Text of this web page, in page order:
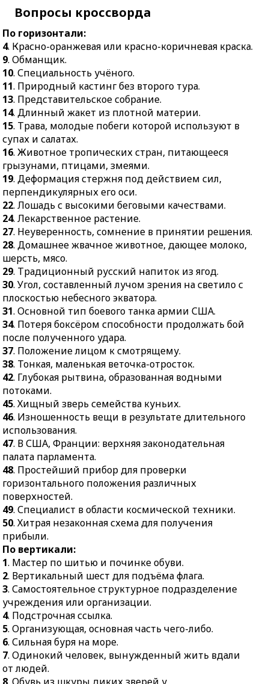
22.Лошадь с высокими
беговыми качествами.
24. Лекарственное
растение.
27.Неуверенность,
сомнение в принятии
решения.
28.Домашнее жвачное
животное, дающее
молоко, шерсть, мясо.
29.Традиционный
русский напиток из
ягод.
30.Угол, составленный
лучом зрения на светило
с плоскостью небесного
экватора.
31.Основной тип
боевого танка армии
США.
34.Потеря боксёром
способности
продолжать бой после
полученного удара.
37.Положение лицом к
смотрящему.
38.Тонкая, маленькая
веточка-отросток.
42.Глубокая рытвина,
образованная водными
потоками.
45.Хищный зверь
семейства куньих.
46.Изношенность вещи
в результате
длительного
использования.
47.В США, Франции:
верхняя
законодательная палата
парламента.
48.Простейший прибор
для проверки
горизонтального
положения различных
поверхностей.
49.Специалист в
представитель класса.
20.Вид банковской
21.Некоторая часть в
составе чего-нибудь.
22.Тягучая жидкость во
рту, смачивающая пищу.
обеспечивающая
равномерный ход.
25.Щит для объявлений,
каких-нибудь
показателей.
26. Тихая, почти
беззвучная речь.
устройство для выдачи
денег.
33.Пустынник,
отшельник.
Способность
металлов и сплавов
подвергаться обработке
давлением.
вместе с другими
совместной
39.Линия,
движения или
продольную ось дороги.
Город на Рейне в
Германии.
подсвечников для ламп.
43.Театральная
осветительная
аппаратура.
Вопросы кроссворда
По горизонтали:
4. Красно-оранжевая или красно-коричневая краска.
9. Обманщик.
10. Специальность учёного.
11. Природный кастинг без второго тура.
13. Представительское собрание.
14. Длинный жакет из плотной материи.
15. Трава, молодые побеги которой используют в
супах и салатах.
16. Животное тропических стран, питающееся
грызунами, птицами, змеями.
19. Деформация стержня под действием сил,
перпендикулярных его оси.
22. Лошадь с высокими беговыми качествами.
24. Лекарственное растение.
27. Неуверенность, сомнение в принятии решения.
28. Домашнее жвачное животное, дающее молоко,
шерсть, мясо.
29. Традиционный русский напиток из ягод.
30. Угол, составленный лучом зрения на светило с
плоскостью небесного экватора.
31. Основной тип боевого танка армии США.
34. Потеря боксёром способности продолжать бой
после полученного удара.
37. Положение лицом к смотрящему.
38. Тонкая, маленькая веточка-отросток.
42. Глубокая рытвина, образованная водными
потоками.
45. Хищный зверь семейства куньих.
46. Изношенность вещи в результате длительного
использования.
47. В США, Франции: верхняя законодательная
палата парламента.
48. Простейший прибор для проверки
горизонтального положения различных
поверхностей.
49. Специалист в области космической техники.
50. Хитрая незаконная схема для получения
прибыли.
По вертикали:
1. Мастер по шитью и починке обуви.
2. Вертикальный шест для подъёма флага.
3. Самостоятельное структурное подразделение
учреждения или организации.
4. Подстрочная ссылка.
5. Организующая, основная часть чего-либо.
6. Сильная буря на море.
7. Одинокий человек, вынужденный жить вдали
от людей.